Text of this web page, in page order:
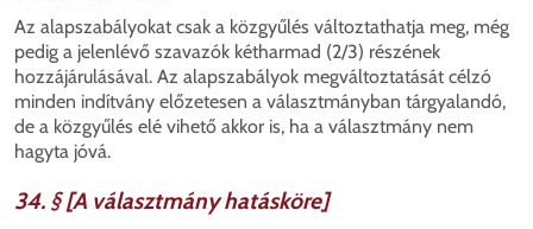
Az alapszabályokat csak a közgyűlés változtathatja meg, még
pedig a jelenlévő szavazók kétharmad (2/3) részének
hozzájárulásával. Az alapszabályok megváltoztatását célzó
minden indítvány előzetesen a választmányban tárgyalandó,
de a közgyűlés elé vihető akkor is, ha a választmány nem
hagyta jóvá.
34. § [A választmány hatásköre]